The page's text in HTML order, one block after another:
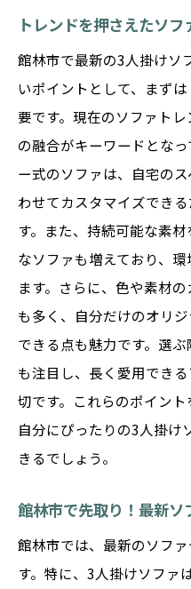
トレンドを押さえたソ
館林市で最新の3人掛けソ
いポイントとして、まず
要です。現在のソファト
の融合がキーワードとな
ー式のソファは、自宅の
わせてカスタマイズでき
す。また、持続可能な素
なソファも増えており、
ます。さらに、色や素材
も多く、自分だけのオリ
できる点も魅力です。選
も注目し、長く愛用でき
切です。これらのポイン
自分にぴったりの3人掛け
きるでしょう。
館林市で先取り！最新ソ
館林市では、最新のソフ
す。特に、3人掛けソファ